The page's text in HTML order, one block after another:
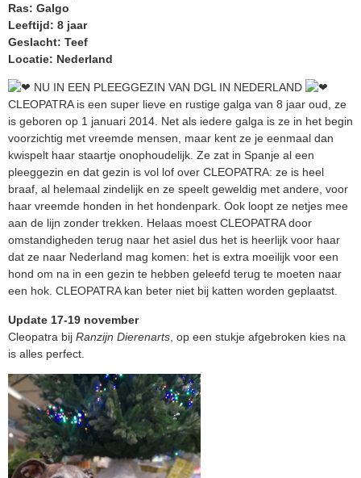
Ras: Galgo
Leeftijd: 8 jaar
Geslacht: Teef
Locatie: Nederland
NU IN EEN PLEEGGEZIN VAN DGL IN NEDERLAND
CLEOPATRA is een super lieve en rustige galga van 8 jaar oud, ze
is geboren op 1 januari 2014. Net als iedere galga is ze in het begin
voorzichtig met vreemde mensen, maar kent ze je eenmaal dan
kwispelt haar staartje onophoudelijk. Ze zat in Spanje al een
pleeggezin en dat gezin is vol lof over CLEOPATRA: ze is heel
braaf, al helemaal zindelijk en ze speelt geweldig met andere, voor
haar vreemde honden in het hondenpark. Ook loopt ze netjes mee
aan de lijn zonder trekken. Helaas moest CLEOPATRA door
omstandigheden terug naar het asiel dus het is heerlijk voor haar
dat ze naar Nederland mag komen: het is extra moeilijk voor een
hond om na in een gezin te hebben geleefd terug te moeten naar
een hok. CLEOPATRA kan beter niet bij katten worden geplaatst.
Update 17-19 november
Cleopatra bij Ranzijn Dierenarts , op een stukje afgebroken kies na
is alles perfect.